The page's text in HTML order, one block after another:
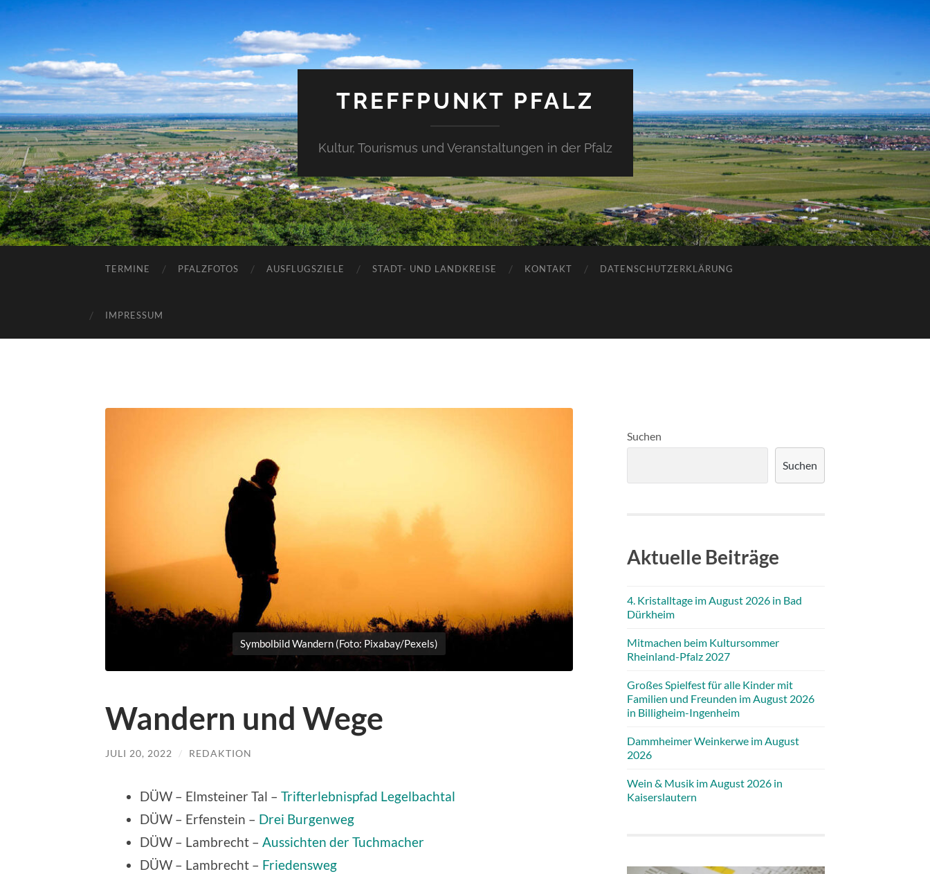
TREFFPUNKT PFALZ
Kultur, Tourismus und Veranstaltungen in der Pfalz
TERMINE PFALZFOTOS AUSFLUGSZIELE STADT- UND LANDKREISE KONTAKT DATENSCHUTZERKLÄRUNG
IMPRESSUM
Symbolbild Wandern (Foto: Pixabay/Pexels)
Wandern und Wege
JULI 20, 2022 / REDAKTION
DÜW – Elmsteiner Tal – Trifterlebnispfad Legelbachtal
DÜW – Erfenstein – Drei Burgenweg
DÜW – Lambrecht – Aussichten der Tuchmacher
DÜW – Lambrecht – Friedensweg
Suchen
Suchen
Aktuelle Beiträge
4. Kristalltage im August 2026 in Bad
Dürkheim
Mitmachen beim Kultursommer
Rheinland-Pfalz 2027
Großes Spielfest für alle Kinder mit
Familien und Freunden im August 2026
in Billigheim-Ingenheim
Dammheimer Weinkerwe im August
2026
Wein & Musik im August 2026 in
Kaiserslautern